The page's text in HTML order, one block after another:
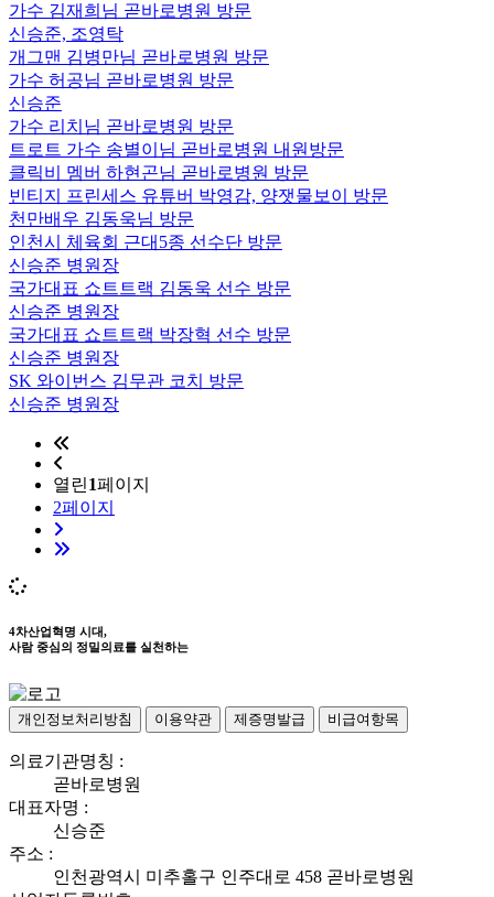
가수 김재희님 곧바로병원 방문
신승준, 조영탁
개그맨 김병만님 곧바로병원 방문
가수 허공님 곧바로병원 방문
신승준
가수 리치님 곧바로병원 방문
트로트 가수 송별이님 곧바로병원 내원방문
클릭비 멤버 하현곤님 곧바로병원 방문
빈티지 프린세스 유튜버 박영감, 양잿물보이 방문
천만배우 김동욱님 방문
인천시 체육회 근대5종 선수단 방문
신승준 병원장
국가대표 쇼트트랙 김동욱 선수 방문
신승준 병원장
국가대표 쇼트트랙 박장혁 선수 방문
신승준 병원장
SK 와이번스 김무관 코치 방문
신승준 병원장
열린1페이지
2페이지
4차산업혁명 시대,
사람 중심의 정밀의료를 실천하는
개인정보처리방침 이용약관 제증명발급 비급여항목
의료기관명칭 :
곧바로병원
대표자명 :
신승준
주소 :
인천광역시 미추홀구 인주대로 458 곧바로병원